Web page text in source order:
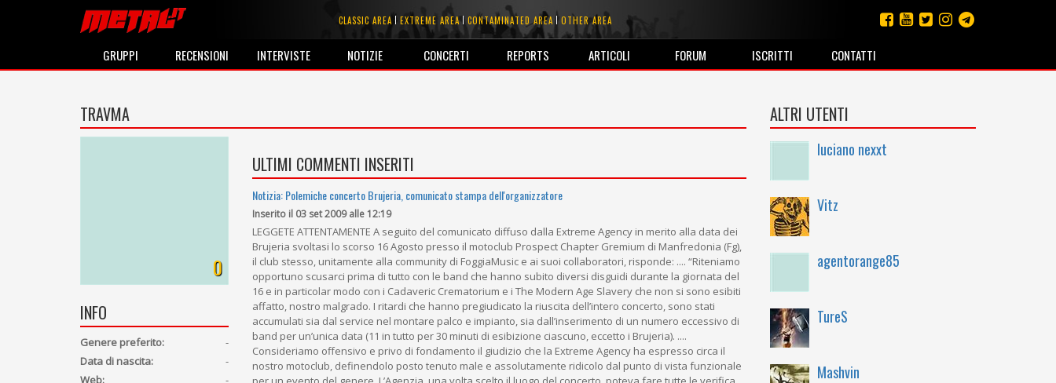
CLASSIC AREA EXTREME AREA CONTAMINATED AREA OTHER AREA
GRUPPI RECENSIONI INTERVISTE NOTIZIE CONCERTI REPORTS ARTICOLI FORUM ISCRITTI CONTATTI
TRAVMA
0
INFO
Genere preferito:
-
Data di nascita:
-
Web:
-
ULTIMI COMMENTI INSERITI
Notizia: Polemiche concerto Brujeria, comunicato stampa dell'organizzatore
Inserito il 03 set 2009 alle 12:19
LEGGETE ATTENTAMENTE A seguito del comunicato diffuso dalla Extreme Agency in merito alla data dei
Brujeria svoltasi lo scorso 16 Agosto presso il motoclub Prospect Chapter Gremium di Manfredonia (Fg),
il club stesso, unitamente alla community di FoggiaMusic e ai suoi collaboratori, risponde: .... “Riteniamo
opportuno scusarci prima di tutto con le band che hanno subito diversi disguidi durante la giornata del
16 e in particolar modo con i Cadaveric Crematorium e i The Modern Age Slavery che non si sono esibiti
affatto, nostro malgrado. I ritardi che hanno pregiudicato la riuscita dell’intero concerto, sono stati
accumulati sia dal service nel montare palco e impianto, sia dall’inserimento di un numero eccessivo di
band per un’unica data (11 in tutto per 30 minuti di esibizione ciascuno, eccetto i Brujeria). ....
Consideriamo offensivo e privo di fondamento il giudizio che la Extreme Agency ha espresso circa il
nostro motoclub, definendolo posto tenuto male e assolutamente ridicolo dal punto di vista funzionale
ALTRI UTENTI
luciano nexxt
Vitz
agentorange85
TureS
Mashvin